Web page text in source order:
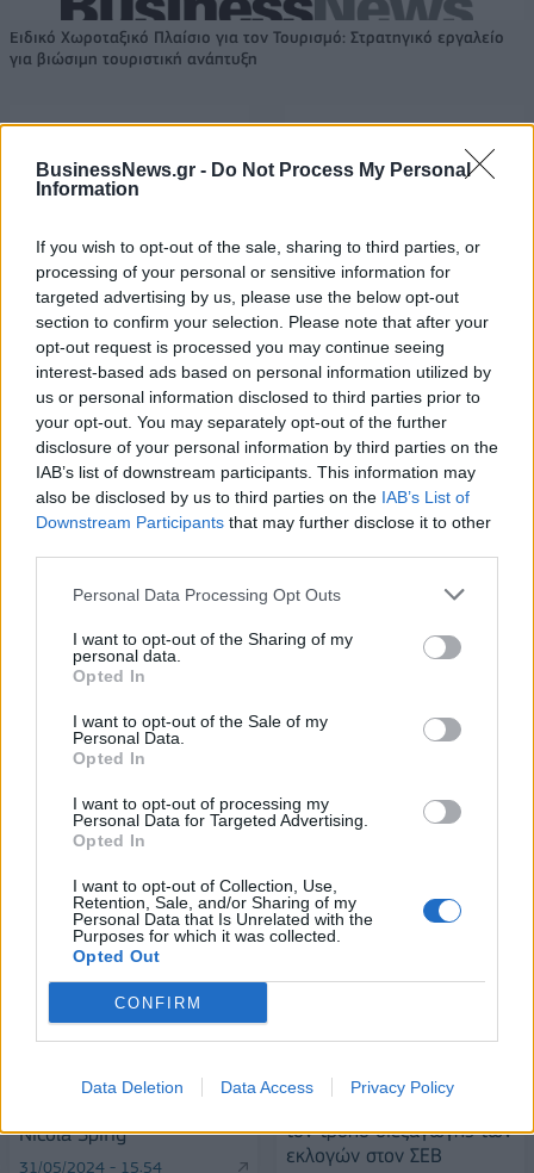
BusinessNews.gr - Do Not Process My Personal
Information
If you wish to opt-out of the sale, sharing to third parties, or
processing of your personal or sensitive information for
targeted advertising by us, please use the below opt-out
section to confirm your selection. Please note that after your
opt-out request is processed you may continue seeing
interest-based ads based on personal information utilized by
us or personal information disclosed to third parties prior to
your opt-out. You may separately opt-out of the further
disclosure of your personal information by third parties on the
IAB’s list of downstream participants. This information may
also be disclosed by us to third parties on the IAB’s List of
Downstream Participants that may further disclose it to other
Personal Data Processing Opt Outs
I want to opt-out of the Sharing of my
personal data.
Opted In
I want to opt-out of the Sale of my
Personal Data.
Opted In
I want to opt-out of processing my
Personal Data for Targeted Advertising.
Opted In
I want to opt-out of Collection, Use,
Retention, Sale, and/or Sharing of my
Personal Data that Is Unrelated with the
Purposes for which it was collected.
Opted Out
CONFIRM
Data Deletion Data Access Privacy Policy
Ειδικό Χωροταξικό Πλαίσιο για τον Τουρισμό: Στρατηγικό εργαλείο
για βιώσιμη τουριστική ανάπτυξη
HELLENiQ ENERGY: Κέρδη 393
εκατ. ευρώ στο α' εξάμηνο –
ΣΤΑΣΥ: 29,4 χλμ. νέων
μεγαλύτερο έργο αναβάθμισης
Η Chery επενδύει 75 εκατ. δολάρια στην KG Mobility
Το FIAT 500 Hybrid τώρα από
18.990 ευρώ
Ατρόμητος και Novibet
συνεχίζουν μαζί: Ανανέωση της
συνεργασίας τους μέχρι το
2028
FTSE4Good
πύλες του σε όλους
ΠΕΡΙΣΣΌΤΕΡΑ ΣΕ ΑΥΤΉ ΤΗΝ ΚΑΤΗΓΟΡΊΑ
Βίκος: Χορηγός στο
Nicola Spirig
31/05/2024 - 15:54
Απάντηση Ι. Τσέτη στον Δ.
τον τρόπο διεξαγωγής των
εκλογών στον ΣΕΒ